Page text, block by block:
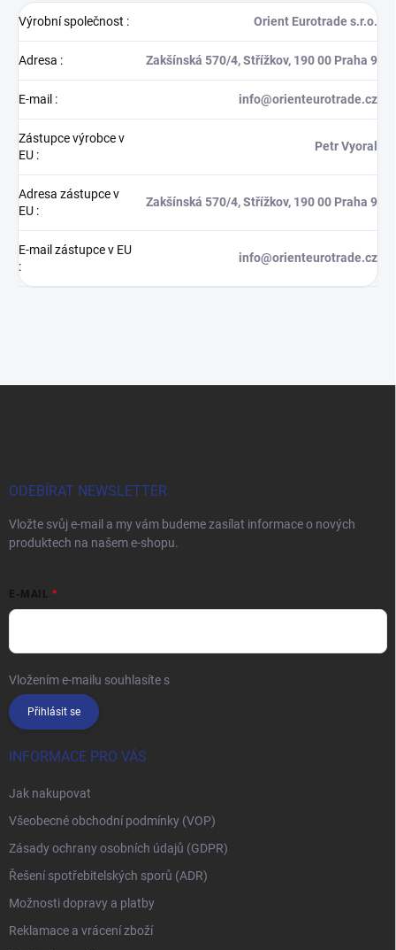
Výrobní společnost : Orient Eurotrade s.r.o.
Adresa : Zakšínská 570/4, Střížkov, 190 00 Praha 9
E-mail : info@orienteurotrade.cz
Zástupce výrobce v
EU :
Petr Vyoral
Adresa zástupce v
EU :
Zakšínská 570/4, Střížkov, 190 00 Praha 9
E-mail zástupce v EU
:
info@orienteurotrade.cz
ODEBÍRAT NEWSLETTER
Vložte svůj e-mail a my vám budeme zasílat informace o nových
produktech na našem e-shopu.
E-MAIL
Vložením e-mailu souhlasíte s
Přihlásit se
INFORMACE PRO VÁS
Jak nakupovat
Všeobecné obchodní podmínky (VOP)
Zásady ochrany osobních údajů (GDPR)
Řešení spotřebitelských sporů (ADR)
Možnosti dopravy a platby
Reklamace a vrácení zboží